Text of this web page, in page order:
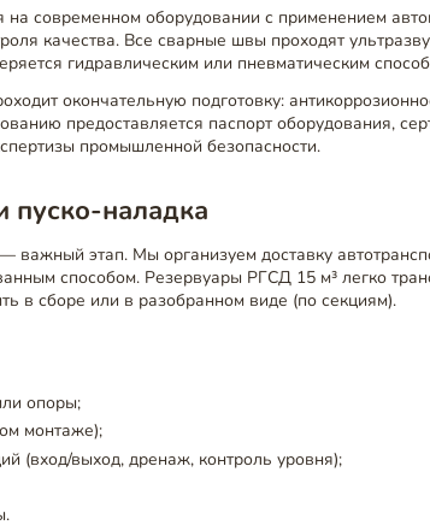
на современном оборудовании с применением
качества. Все сварные швы проходят
гидравлическим или пневматическим
окончательную подготовку:
предоставляется паспорт оборудования,
промышленной безопасности.
пуско-наладка
важный этап. Мы организуем доставку
способом. Резервуары РГСД 15 м³ легко
в сборе или в разобранном виде (по секциям).
опоры;
монтаже);
(вход/выход, дренаж, контроль уровня);